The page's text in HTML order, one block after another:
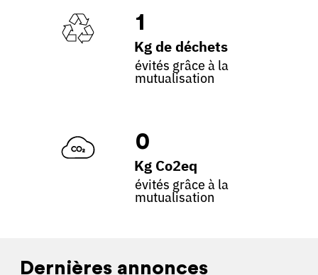
1
Kg de déchets
évités grâce à la
mutualisation
0
Kg Co2eq
évités grâce à la
mutualisation
Dernières annonces